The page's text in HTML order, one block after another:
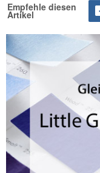
Empfehle diesen
Artikel